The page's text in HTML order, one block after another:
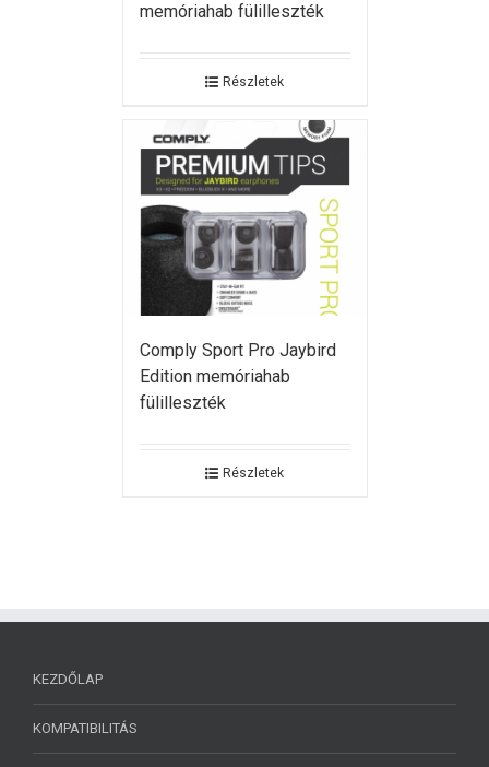
memóriahab fülilleszték
Részletek
Comply Sport Pro Jaybird
Edition memóriahab
fülilleszték
Részletek
KEZDŐLAP
KOMPATIBILITÁS